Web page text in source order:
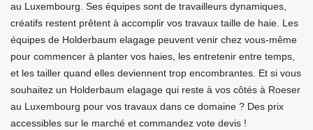
au Luxembourg. Ses équipes sont de travailleurs dynamiques,
créatifs restent prêtent à accomplir vos travaux taille de haie. Les
équipes de Holderbaum elagage peuvent venir chez vous-même
pour commencer à planter vos haies, les entretenir entre temps,
et les tailler quand elles deviennent trop encombrantes. Et si vous
souhaitez un Holderbaum elagage qui reste à vos côtés à Roeser
au Luxembourg pour vos travaux dans ce domaine ? Des prix
accessibles sur le marché et commandez vote devis !